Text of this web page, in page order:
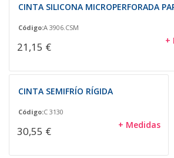
CINTA SILICONA MICROPERFORADA
Código:A 3906.CSM
21,15 € +
CINTA SEMIFRÍO RÍGIDA
Código:C 3130
30,55 € + Medidas